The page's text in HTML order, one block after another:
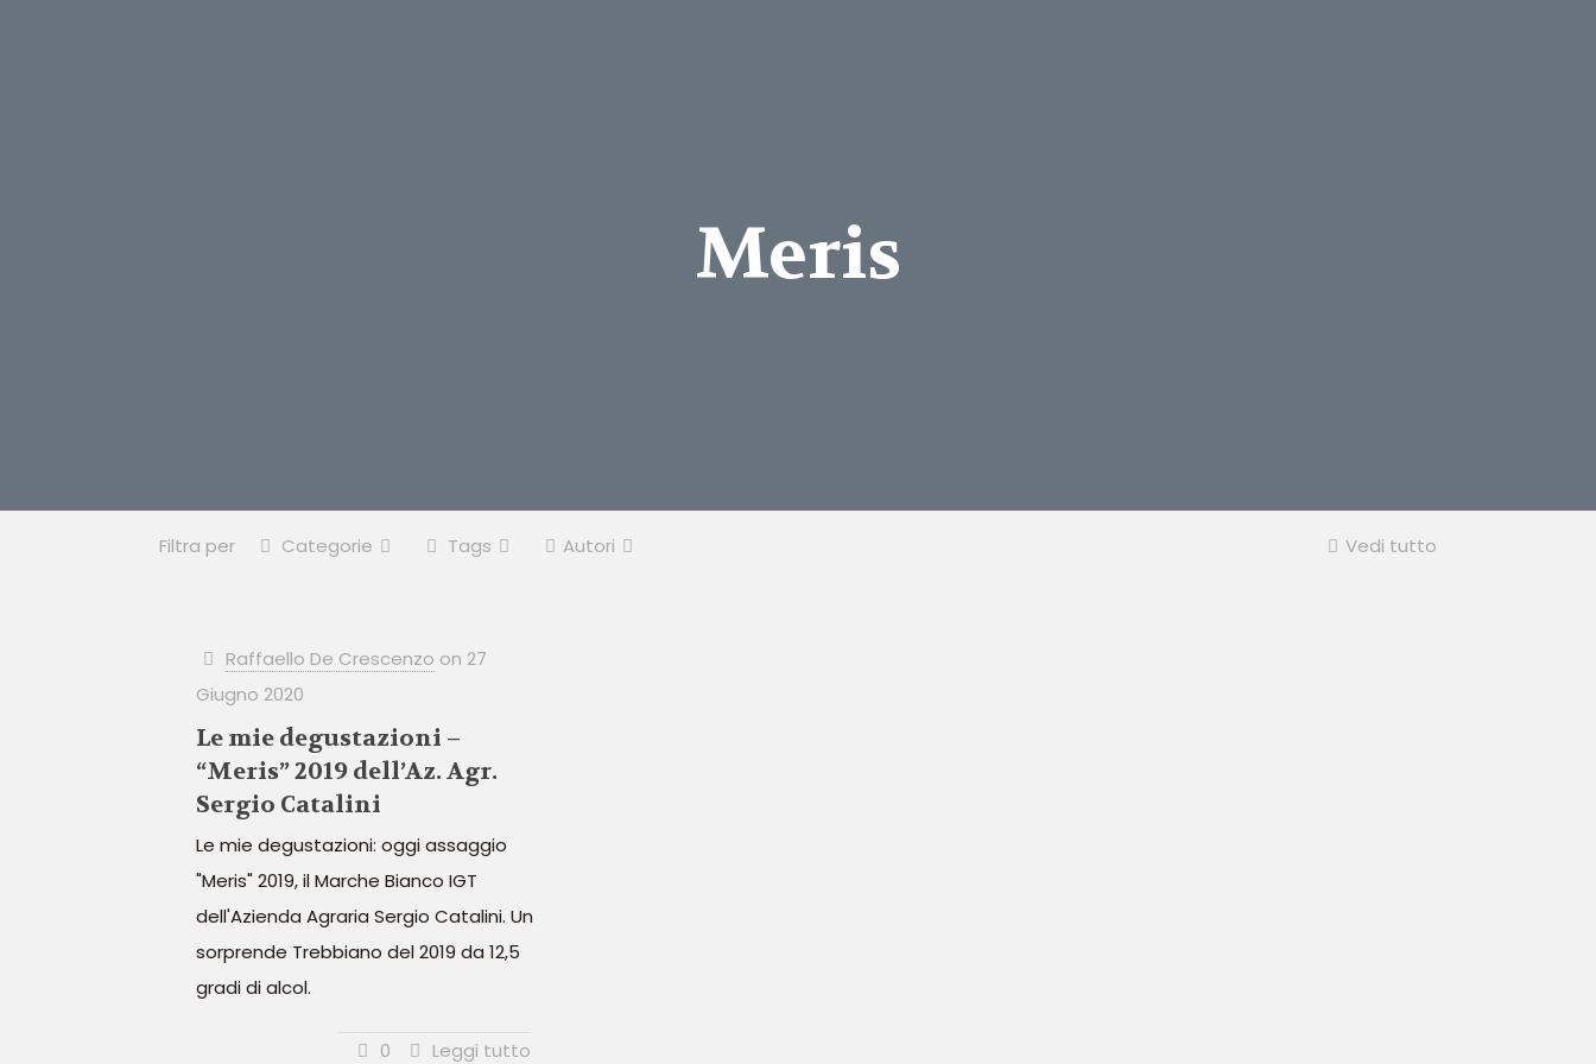
Meris
Filtra per Categorie Tags Autori Vedi tutto
Raffaello De Crescenzo on 27
Giugno 2020
Le mie degustazioni –
“Meris” 2019 dell’Az. Agr.
Sergio Catalini
Le mie degustazioni: oggi assaggio
"Meris" 2019, il Marche Bianco IGT
dell'Azienda Agraria Sergio Catalini. Un
sorprende Trebbiano del 2019 da 12,5
gradi di alcol.
0 Leggi tutto